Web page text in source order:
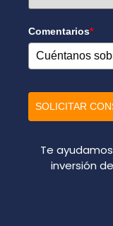
Comentarios*
SOLICITAR
Te
inversión